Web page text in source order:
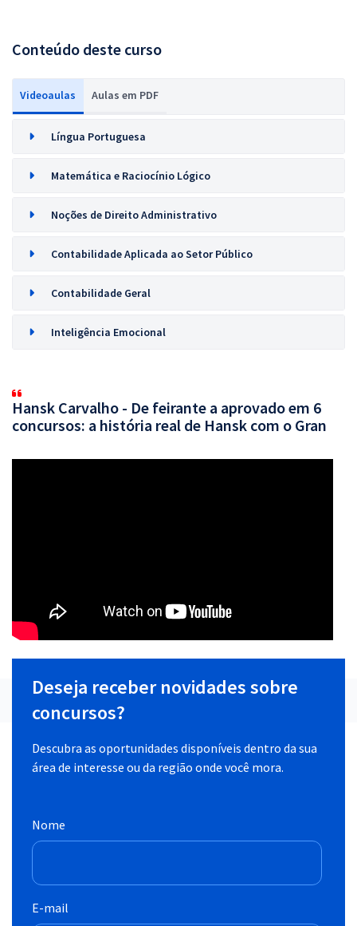
Conteúdo deste curso
Videoaulas Aulas em PDF
Língua Portuguesa
Matemática e Raciocínio Lógico
Noções de Direito Administrativo
Contabilidade Aplicada ao Setor Público
Contabilidade Geral
Inteligência Emocional
Hansk Carvalho - De feirante a aprovado em 6
concursos: a história real de Hansk com o Gran
Deseja receber novidades sobre
concursos?
Descubra as oportunidades disponíveis dentro da sua
área de interesse ou da região onde você mora.
Nome
E-mail